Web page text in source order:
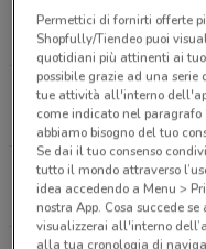
Via Fiorita, 3
6.6 km
CHIUSO
Via Matteotti,
12.1 km
APERTO
Via Roma, 320
14.3 km
APERTO
Permettici di fornirti offerte
Shopfully/Tiendeo puoi
quotidiani più attinenti ai
possibile grazie ad una
tue attività all'interno
come indicato nel paragrafo
abbiamo bisogno del tuo
Se dai il tuo consenso
tutto il mondo attraverso
idea accedendo a Menu >
nostra App. Cosa succede
visualizzerai all'interno
alla tua cronologia di